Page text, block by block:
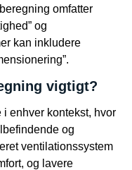
omfatter
og
kan inkludere
vigtigt?
enhver kontekst, hvor
og
ventilationssystem
og lavere